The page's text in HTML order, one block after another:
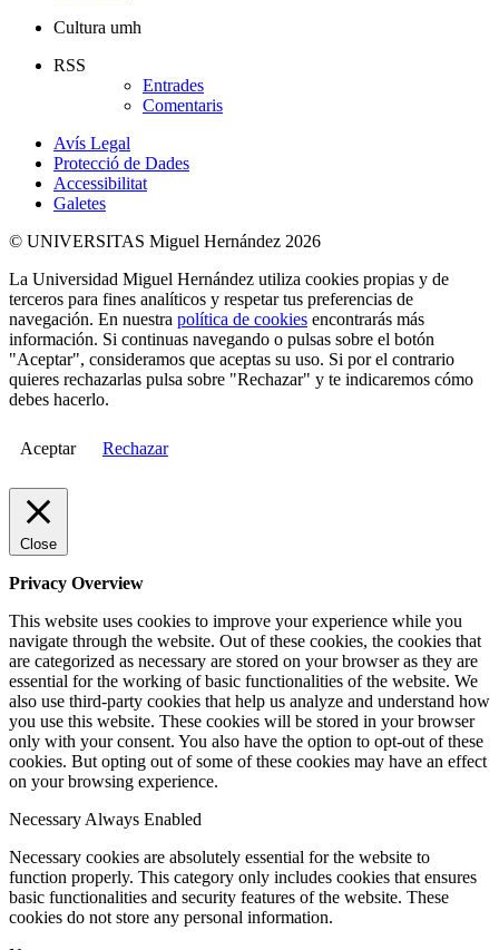
Cultura umh
RSS
Entrades
Comentaris
Avís Legal
Protecció de Dades
Accessibilitat
Galetes
© UNIVERSITAS Miguel Hernández 2026
La Universidad Miguel Hernández utiliza cookies propias y de
terceros para fines analíticos y respetar tus preferencias de
navegación. En nuestra política de cookies encontrarás más
información. Si continuas navegando o pulsas sobre el botón
"Aceptar", consideramos que aceptas su uso. Si por el contrario
quieres rechazarlas pulsa sobre "Rechazar" y te indicaremos cómo
debes hacerlo.
Aceptar Rechazar
Close
Privacy Overview
This website uses cookies to improve your experience while you
navigate through the website. Out of these cookies, the cookies that
are categorized as necessary are stored on your browser as they are
essential for the working of basic functionalities of the website. We
also use third-party cookies that help us analyze and understand how
you use this website. These cookies will be stored in your browser
only with your consent. You also have the option to opt-out of these
cookies. But opting out of some of these cookies may have an effect
on your browsing experience.
Necessary Always Enabled
Necessary cookies are absolutely essential for the website to
function properly. This category only includes cookies that ensures
basic functionalities and security features of the website. These
cookies do not store any personal information.